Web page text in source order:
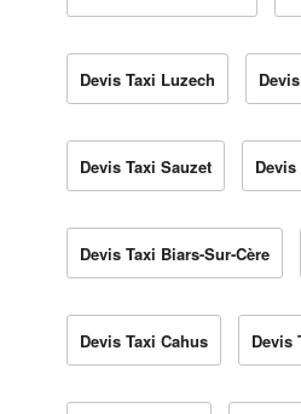
Devis Taxi Luzech
Devis Taxi Sauzet
Devis Taxi Biars-Sur-Cère
Devis Taxi Cahus Devis